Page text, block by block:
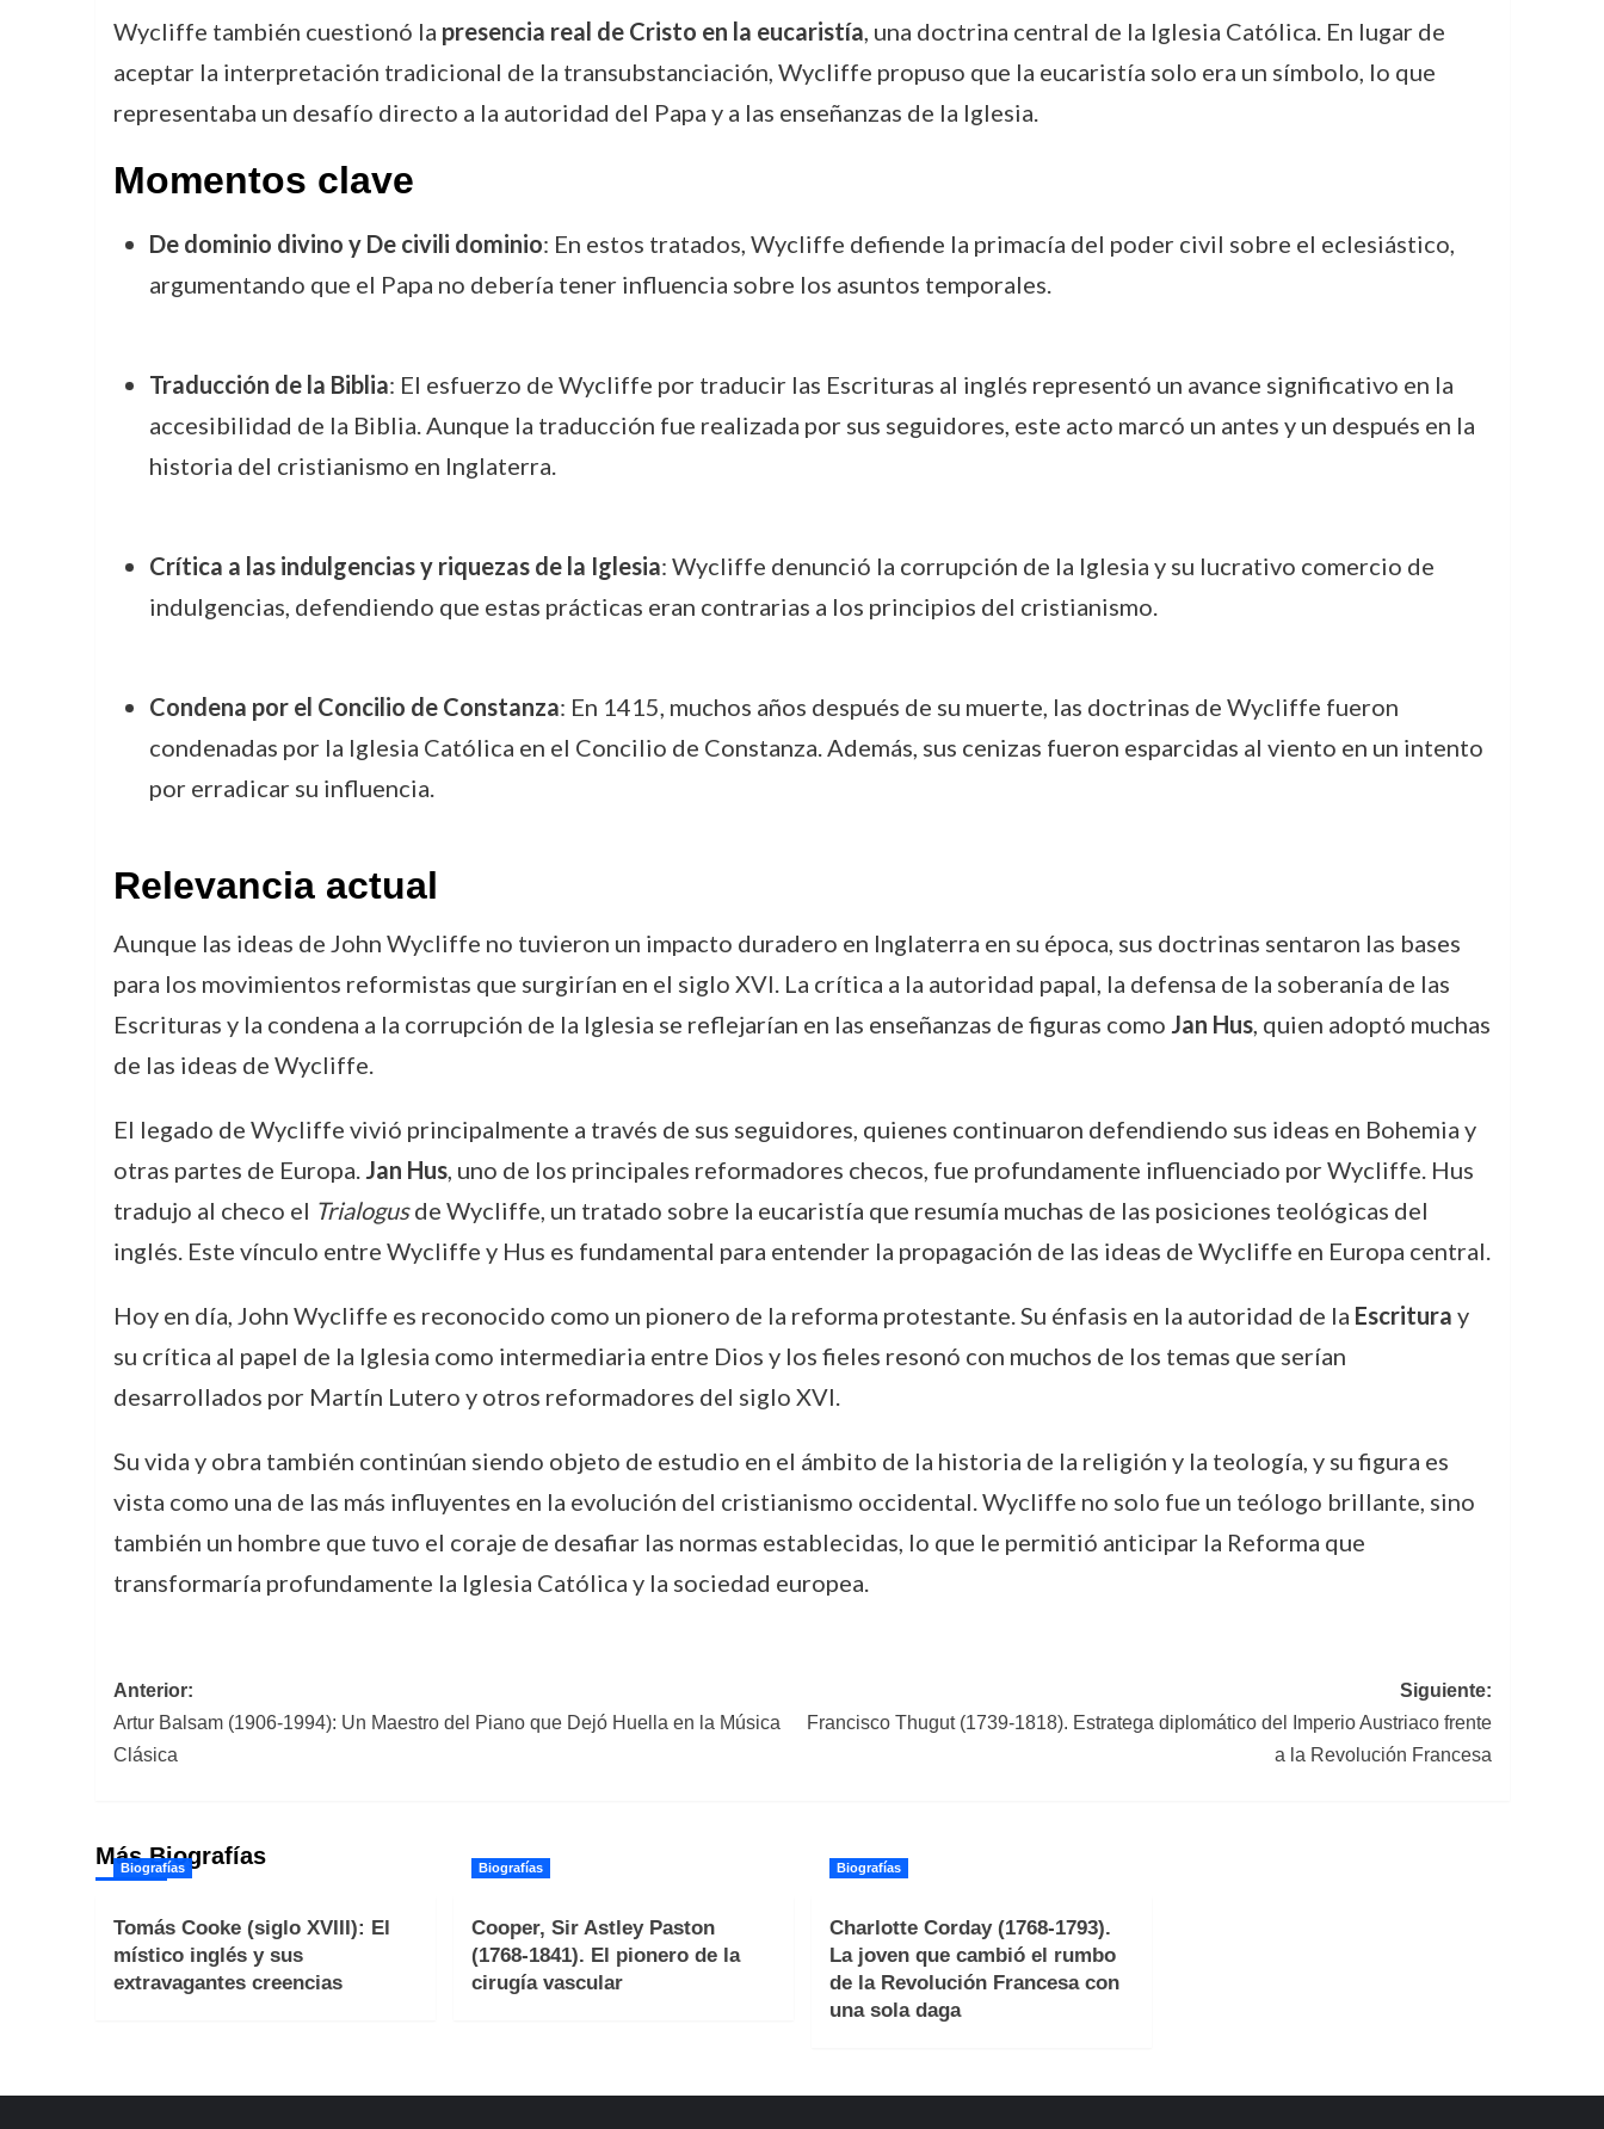
Wycliffe también cuestionó la presencia real de Cristo en la eucaristía, una doctrina central de la Iglesia Católica. En lugar de
aceptar la interpretación tradicional de la transubstanciación, Wycliffe propuso que la eucaristía solo era un símbolo, lo que
representaba un desafío directo a la autoridad del Papa y a las enseñanzas de la Iglesia.
Momentos clave
De dominio divino y De civili dominio: En estos tratados, Wycliffe defiende la primacía del poder civil sobre el eclesiástico,
argumentando que el Papa no debería tener influencia sobre los asuntos temporales.
Traducción de la Biblia: El esfuerzo de Wycliffe por traducir las Escrituras al inglés representó un avance significativo en la
accesibilidad de la Biblia. Aunque la traducción fue realizada por sus seguidores, este acto marcó un antes y un después en la
historia del cristianismo en Inglaterra.
Crítica a las indulgencias y riquezas de la Iglesia: Wycliffe denunció la corrupción de la Iglesia y su lucrativo comercio de
indulgencias, defendiendo que estas prácticas eran contrarias a los principios del cristianismo.
Condena por el Concilio de Constanza: En 1415, muchos años después de su muerte, las doctrinas de Wycliffe fueron
condenadas por la Iglesia Católica en el Concilio de Constanza. Además, sus cenizas fueron esparcidas al viento en un intento
por erradicar su influencia.
Relevancia actual
Aunque las ideas de John Wycliffe no tuvieron un impacto duradero en Inglaterra en su época, sus doctrinas sentaron las bases
para los movimientos reformistas que surgirían en el siglo XVI. La crítica a la autoridad papal, la defensa de la soberanía de las
Escrituras y la condena a la corrupción de la Iglesia se reflejarían en las enseñanzas de figuras como Jan Hus, quien adoptó muchas
de las ideas de Wycliffe.
El legado de Wycliffe vivió principalmente a través de sus seguidores, quienes continuaron defendiendo sus ideas en Bohemia y
otras partes de Europa. Jan Hus, uno de los principales reformadores checos, fue profundamente influenciado por Wycliffe. Hus
tradujo al checo el Trialogusde Wycliffe, un tratado sobre la eucaristía que resumía muchas de las posiciones teológicas del
inglés. Este vínculo entre Wycliffe y Hus es fundamental para entender la propagación de las ideas de Wycliffe en Europa central.
Hoy en día, John Wycliffe es reconocido como un pionero de la reforma protestante. Su énfasis en la autoridad de la Escritura y
su crítica al papel de la Iglesia como intermediaria entre Dios y los fieles resonó con muchos de los temas que serían
desarrollados por Martín Lutero y otros reformadores del siglo XVI.
Su vida y obra también continúan siendo objeto de estudio en el ámbito de la historia de la religión y la teología, y su figura es
vista como una de las más influyentes en la evolución del cristianismo occidental. Wycliffe no solo fue un teólogo brillante, sino
también un hombre que tuvo el coraje de desafiar las normas establecidas, lo que le permitió anticipar la Reforma que
transformaría profundamente la Iglesia Católica y la sociedad europea.
Navegación
de
Anterior:
Artur Balsam (1906-1994): Un Maestro del Piano que Dejó Huella en la Música
Clásica
Siguiente:
Francisco Thugut (1739-1818). Estratega diplomático del Imperio Austriaco frente
a la Revolución Francesa
Más Biografías
Biografías
Tomás Cooke (siglo XVIII): El
místico inglés y sus
extravagantes creencias
Biografías
Cooper, Sir Astley Paston
(1768-1841). El pionero de la
cirugía vascular
Biografías
Charlotte Corday (1768-1793).
La joven que cambió el rumbo
de la Revolución Francesa con
una sola daga